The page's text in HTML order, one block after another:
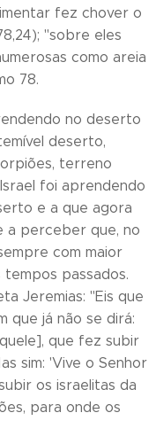
fez chover o
"sobre eles
como areia
78.
no deserto
deserto,
terreno
foi aprendendo
e a que agora
a perceber que, no
com maior
tempos passados.
Jeremias: "Eis que
que já não se dirá:
que fez subir
sim: 'Vive o Senhor
os israelitas da
para onde os